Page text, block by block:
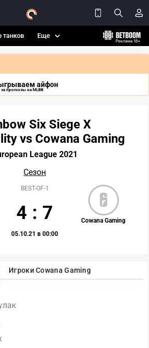
танков Еще
айфон
за прогнозы на MLBB
Игроки Cowana Gaming
Six Siege X
vs Cowana Gaming
League 2021
Сезон
Cowana Gaming
BEST-OF-1
4 : 7
05.10.21 в 00:00